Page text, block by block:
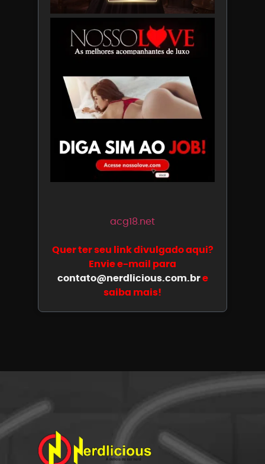
acg18.net
Quer ter seu link divulgado aqui?
Envie e-mail para
contato@nerdlicious.com.bre
saiba mais!